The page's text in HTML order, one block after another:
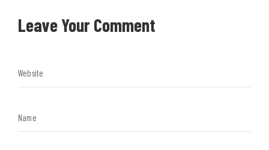
Leave Your Comment